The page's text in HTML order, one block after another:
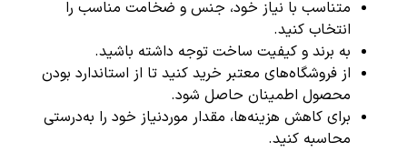
متناسب با نیاز خود، جنس و ضخامت مناسب را
انتخاب کنید.
به برند و کیفیت ساخت توجه داشته باشید.
از فروشگاه‌های معتبر خرید کنید تا از استاندارد بودن
محصول اطمینان حاصل شود.
برای کاهش هزینه‌ها، مقدار موردنیاز خود را به‌درستی
محاسبه کنید.